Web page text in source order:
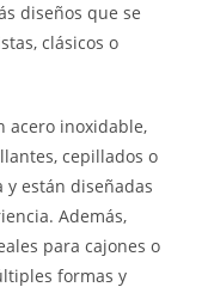
diseños que se
clásicos o
acero inoxidable,
cepillados o
y están diseñadas
Además,
para cajones o
formas y